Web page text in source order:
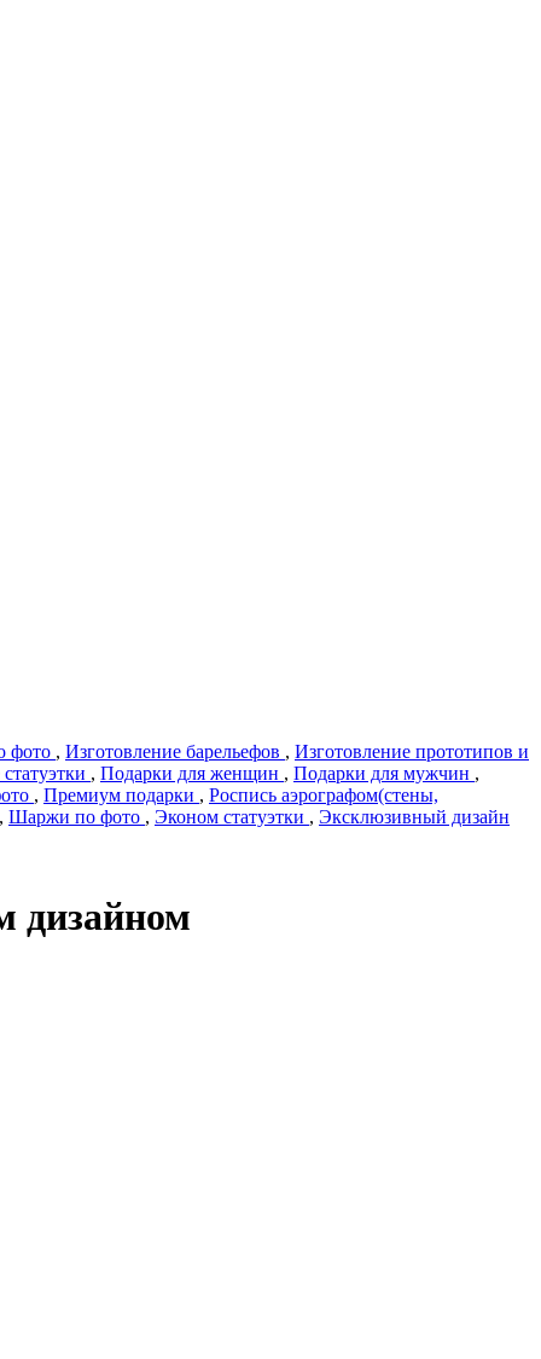
фото , Изготовление барельефов , Изготовление прототипов и
, Подарки для женщин , Подарки для мужчин ,
, Премиум подарки , Роспись аэрографом(стены,
, Шаржи по фото , Эконом статуэтки , Эксклюзивный дизайн
дизайном